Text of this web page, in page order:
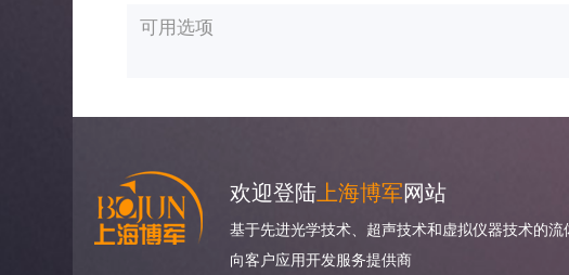
可用选项
欢迎登陆 上海博军网站
基于先进光学技术、超声技术和虚拟仪器技术的
向客户应用开发服务提供商